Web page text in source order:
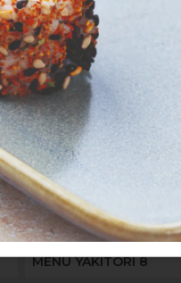
Classiques
MENU YAKITORI 8